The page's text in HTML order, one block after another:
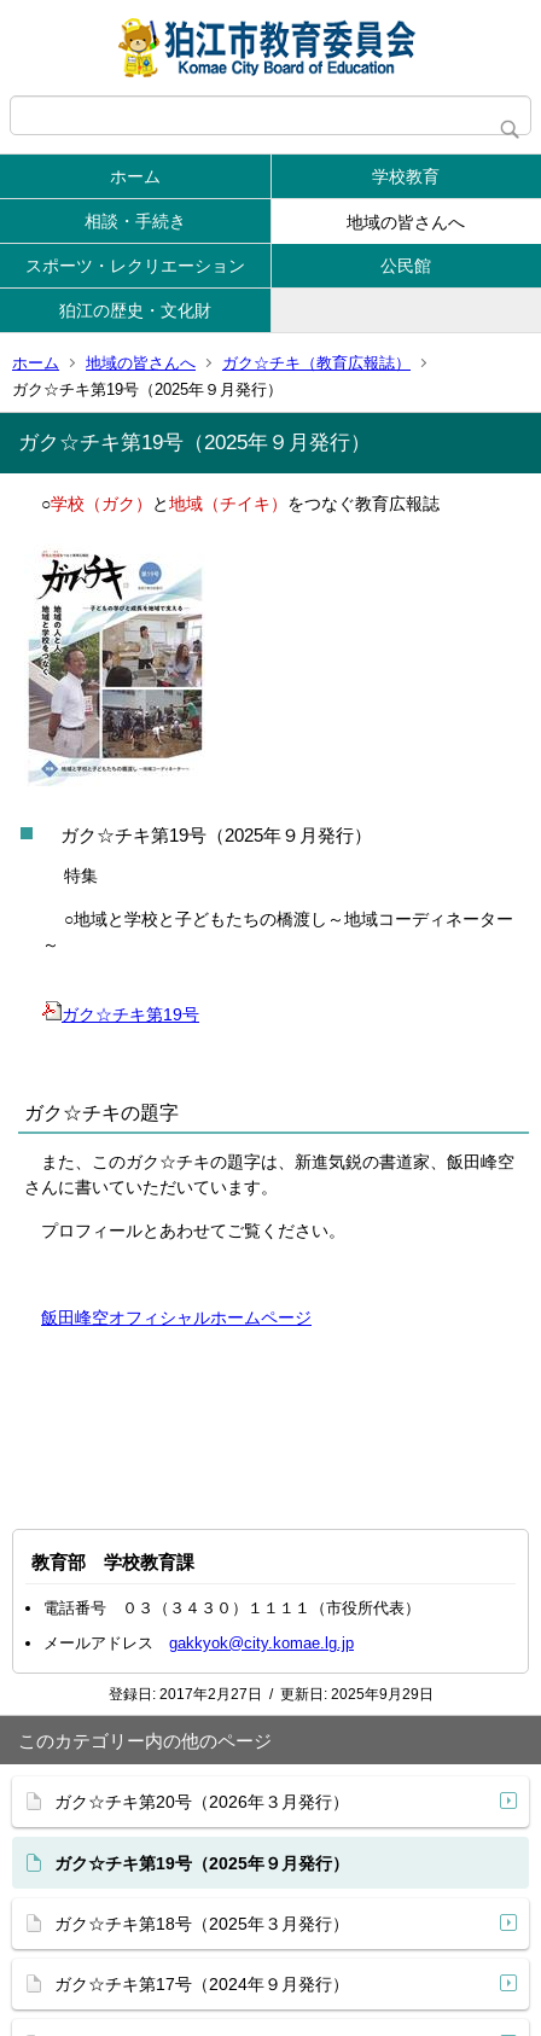
ホーム 学校教育
相談・手続き 地域の皆さんへ
スポーツ・レクリエーション 公民館
狛江の歴史・文化財
ホーム 地域の皆さんへ
ガク☆チキ（教育広報誌）
ガク☆チキ第19号（2025年９月発行）
ガク☆チキ第19号（2025年９月発行）
○学校（ガク） と地域（チイキ） をつなぐ教育広報誌
ガク☆チキ第19号（2025年９月発行）
特集
○地域と学校と子どもたちの橋渡し～地域コーディネーター
～
ガク☆チキ第19号
ガク☆チキの題字
また、このガク☆チキの題字は、新進気鋭の書道家、飯田峰空
さんに書いていただいています。
プロフィールとあわせてご覧ください。
飯田峰空オフィシャルホームページ
教育部 学校教育課
電話番号 ０３（３４３０）１１１１（市役所代表）
メールアドレス gakkyok@city.komae.lg.jp
登録日: 2017年2月27日 / 更新日: 2025年9月29日
このカテゴリー内の他のページ
ガク☆チキ第20号（2026年３月発行）
ガク☆チキ第19号（2025年９月発行）
ガク☆チキ第18号（2025年３月発行）
ガク☆チキ第17号（2024年９月発行）